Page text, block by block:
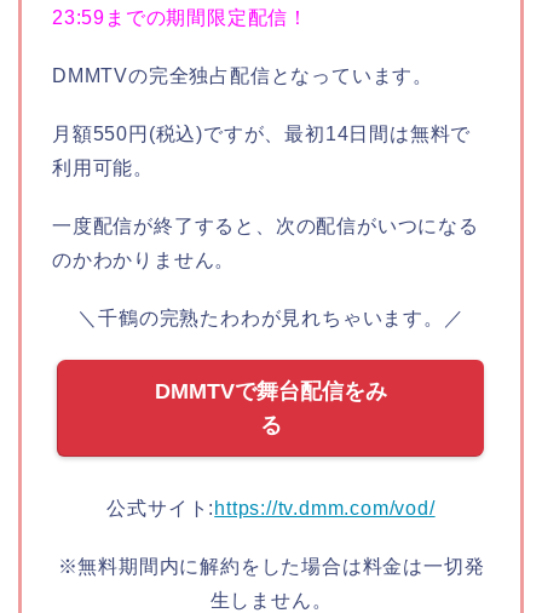
23:59までの期間限定配信！
DMMTVの完全独占配信となっています。
月額550円(税込)ですが、最初14日間は無料で
利用可能。
一度配信が終了すると、次の配信がいつになる
のかわかりません。
＼千鶴の完熟たわわが見れちゃいます。／
DMMTVで舞台配信をみ
る
公式サイト: https://tv.dmm.com/vod/
※無料期間内に解約をした場合は料金は一切発
生しません。